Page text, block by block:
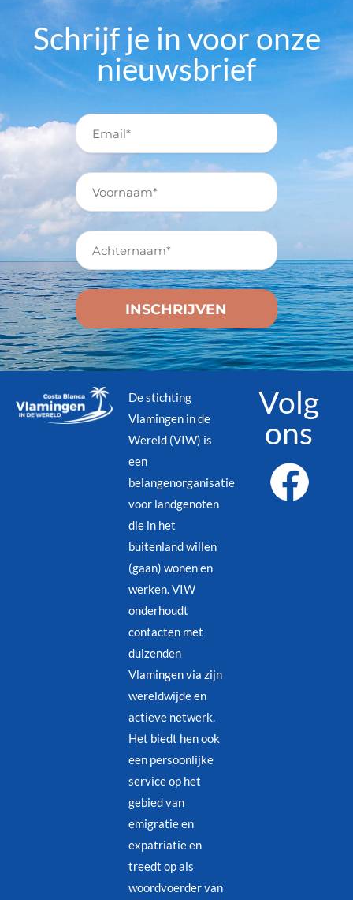
Schrijf je in voor onze
nieuwsbrief
De stichting
Vlamingen in de
Wereld (VIW) is
een
belangenorganisatie
voor landgenoten
die in het
buitenland willen
(gaan) wonen en
werken. VIW
onderhoudt
contacten met
duizenden
Vlamingen via zijn
wereldwijde en
actieve netwerk.
Het biedt hen ook
een persoonlijke
service op het
gebied van
emigratie en
expatriatie en
treedt op als
woordvoerder van
Volg
ons